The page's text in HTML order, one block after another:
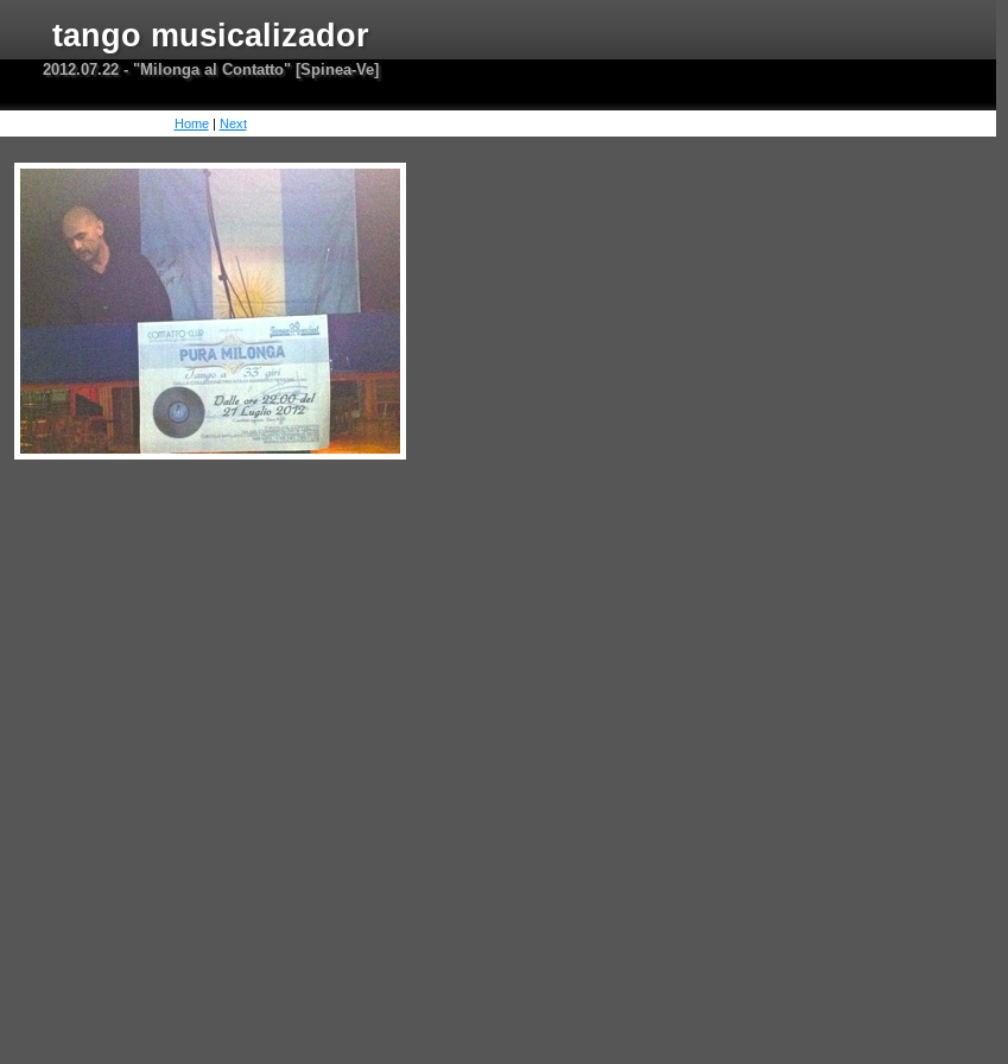
tango musicalizador
2012.07.22 - "Milonga al Contatto" [Spinea-Ve]
Home| Next